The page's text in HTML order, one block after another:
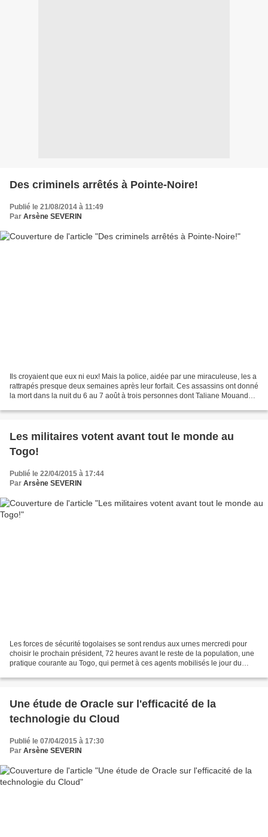
Des criminels arrêtés à Pointe-Noire!
Publié le 21/08/2014 à 11:49
Par Arsène SEVERIN
Ils croyaient que eux ni eux! Mais la police, aidée par une miraculeuse, les a
rattrapés presque deux semaines après leur forfait. Ces assassins ont donné
la mort dans la nuit du 6 au 7 août à trois personnes dont Taliane Mouandza,
Les militaires votent avant tout le monde au
Togo!
Publié le 22/04/2015 à 17:44
Par Arsène SEVERIN
Les forces de sécurité togolaises se sont rendus aux urnes mercredi pour
choisir le prochain président, 72 heures avant le reste de la population, une
pratique courante au Togo, qui permet à ces agents mobilisés le jour du
Une étude de Oracle sur l'efficacité de la
technologie du Cloud
Publié le 07/04/2015 à 17:30
Par Arsène SEVERIN